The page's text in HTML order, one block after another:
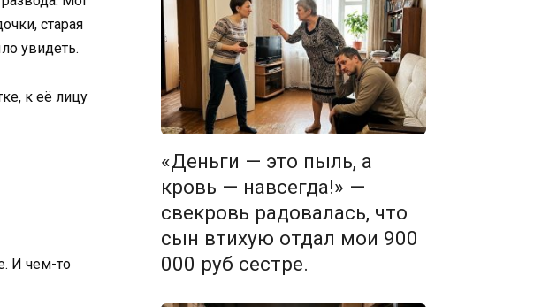
старая
увидеть.
к её лицу
И чем-то
«Деньги — это пыль, а
кровь — навсегда!» —
свекровь радовалась, что
сын втихую отдал мои 900
000 руб сестре.